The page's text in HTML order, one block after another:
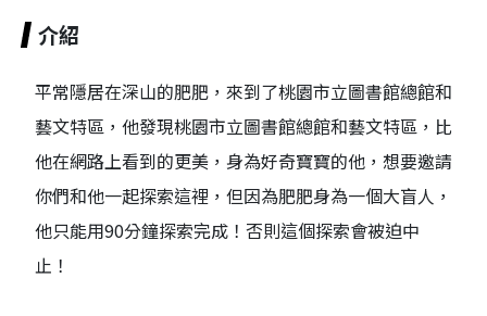
介紹
平常隱居在深山的肥肥，來到了桃園市立圖書館總館和
藝文特區，他發現桃園市立圖書館總館和藝文特區，比
他在網路上看到的更美，身為好奇寶寶的他，想要邀請
你們和他一起探索這裡，但因為肥肥身為一個大盲人，
他只能用90分鐘探索完成！否則這個探索會被迫中
止！